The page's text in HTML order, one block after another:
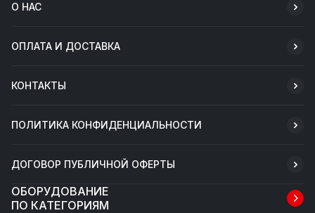
О НАС
ОПЛАТА И ДОСТАВКА
КОНТАКТЫ
ПОЛИТИКА КОНФИДЕНЦИАЛЬНОСТИ
ДОГОВОР ПУБЛИЧНОЙ ОФЕРТЫ
ОБОРУДОВАНИЕ
ПО КАТЕГОРИЯМ